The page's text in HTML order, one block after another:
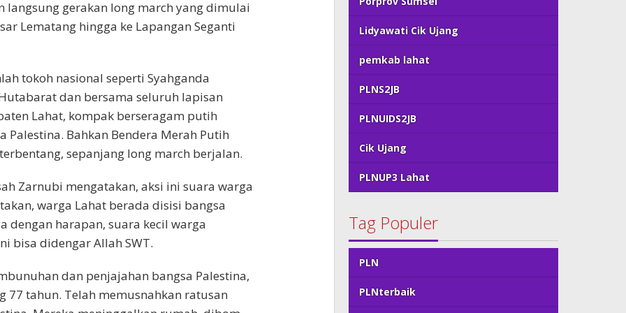
langsung gerakan long march yang dimulai
Lematang hingga ke Lapangan Seganti
tokoh nasional seperti Syahganda
dan bersama seluruh lapisan
Lahat, kompak berseragam putih
Palestina. Bahkan Bendera Merah Putih
sepanjang long march berjalan.
Zarnubi mengatakan, aksi ini suara warga
warga Lahat berada disisi bangsa
dengan harapan, suara kecil warga
bisa didengar Allah SWT.
dan penjajahan bangsa Palestina,
77 tahun. Telah memusnahkan ratusan
Lidyawati Cik Ujang
pemkab lahat
PLNS2JB
PLNUIDS2JB
Cik Ujang
PLNUP3 Lahat
Tag Populer
PLN
PLNterbaik